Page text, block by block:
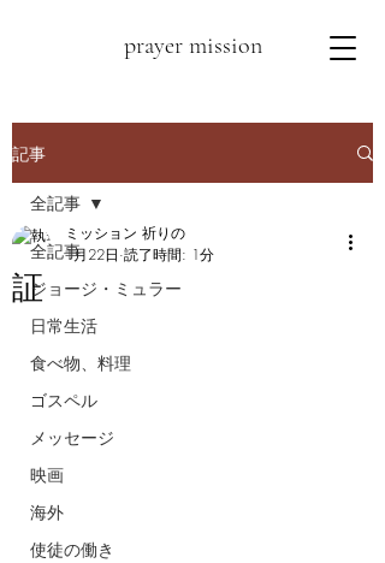
prayer mission
記事
全記事
ジョージ・ミュラー
日常生活
食べ物、料理
ゴスペル
メッセージ
映画
海外
使徒の働き
全記事
証
ミッション 祈りの
1月22日 読了時間: 1分